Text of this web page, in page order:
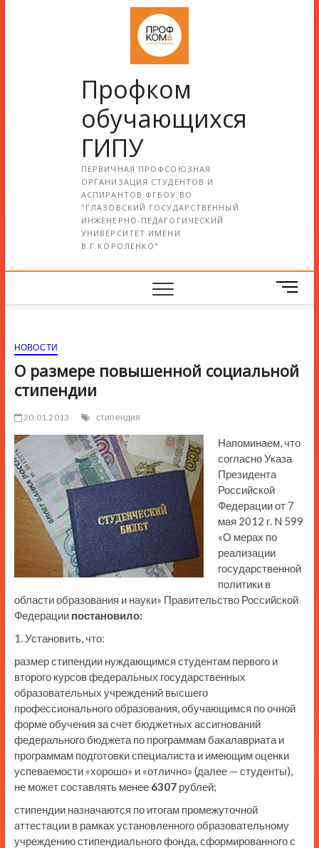
Профком
обучающихся
ГИПУ
ПЕРВИЧНАЯ ПРОФСОЮЗНАЯ
ОРГАНИЗАЦИЯ СТУДЕНТОВ И
АСПИРАНТОВ ФГБОУ ВО
"ГЛАЗОВСКИЙ ГОСУДАРСТВЕННЫЙ
ИНЖЕНЕРНО-ПЕДАГОГИЧЕСКИЙ
УНИВЕРСИТЕТ ИМЕНИ
В.Г.КОРОЛЕНКО"
М
е
н
о
НОВОСТИ
О размере повышенной социальной
стипендии
20.01.2013 стипендия
Напоминаем, что
согласно Указа
Президента
Российской
Федерации от 7
мая 2012 г. N 599
«О мерах по
реализации
государственной
политики в
области образования и науки» Правительство Российской
Федерации постановило:
1. Установить, что:
размер стипендии нуждающимся студентам первого и
второго курсов федеральных государственных
образовательных учреждений высшего
профессионального образования, обучающимся по очной
форме обучения за счет бюджетных ассигнований
федерального бюджета по программам бакалавриата и
программам подготовки специалиста и имеющим оценки
успеваемости «хорошо» и «отлично» (далее — студенты),
не может составлять менее 6307рублей;
стипендии назначаются по итогам промежуточной
аттестации в рамках установленного образовательному
учреждению стипендиального фонда, сформированного с